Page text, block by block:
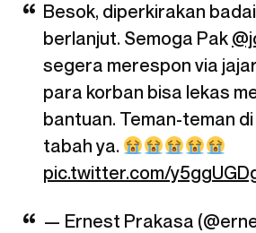
Besok, diperkirakan
berlanjut. Semoga Pak
segera merespon via
para korban bisa lekas
bantuan. Teman-teman
tabah ya.
pic.twitter.com/
— Ernest Prakasa